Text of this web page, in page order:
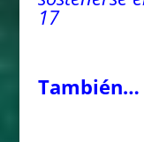
17
También…